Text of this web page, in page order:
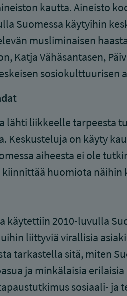
kautta. Aineisto
Suomessa käytyihin
musliminaisen
Katja Vähäsantasen,
sosiokulttuurisen
lähti liikkeelle tarpeesta
Keskusteluja on käyty
aiheesta ei ole
kiinnittää huomiota näihin
käytettiin 2010-luvulla
liittyviä virallisia
tarkastella sitä, miten
ja minkälaisia
sosiaali- ja